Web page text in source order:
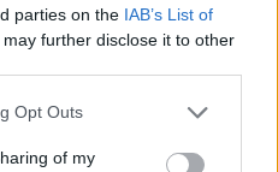
parties on the IAB’s List of
may further disclose it to other
uses one or more Google
behaviour. You may click to
Opt Outs
of my